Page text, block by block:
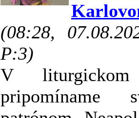
(08:28,
P:3)
V
pripomíname